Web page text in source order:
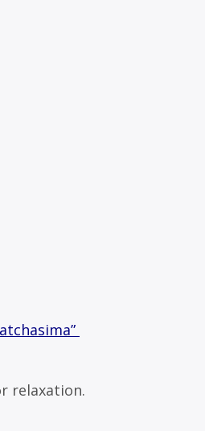
relaxation.